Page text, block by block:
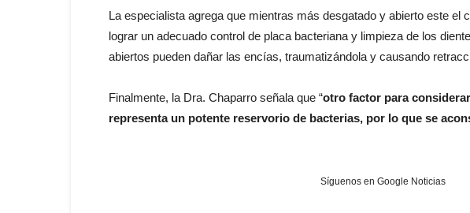
La especialista agrega que mientras más desgatado y abierto este el
lograr un adecuado control de placa bacteriana y limpieza de los
abiertos pueden dañar las encías, traumatizándola y causando
Finalmente, la Dra. Chaparro señala que “otro factor para
representa un potente reservorio de bacterias, por lo que se
Síguenos en Google Noticias